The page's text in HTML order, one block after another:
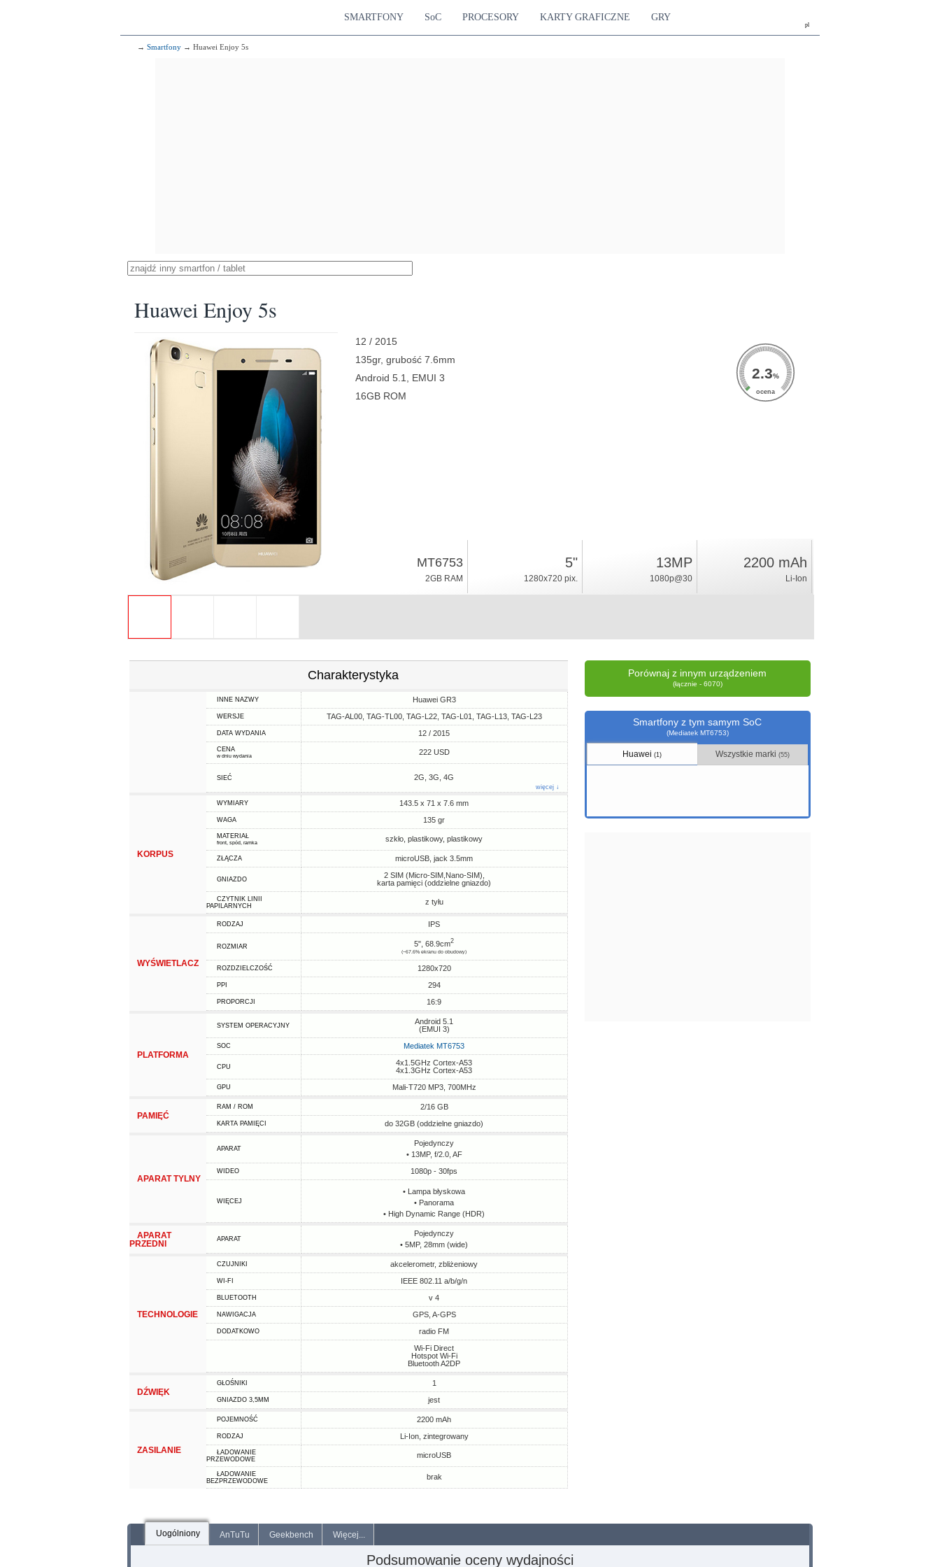
pl
SMARTFONY SoC PROCESORY KARTY GRAFICZNE GRY
→ Smartfony → Huawei Enjoy 5s
Huawei Enjoy 5s
12 / 2015
135gr, grubość 7.6mm
Android 5.1, EMUI 3
16GB ROM
2.3%
ocena
MT6753
2GB RAM
5"
1280x720 pix.
13MP
1080p@30
2200 mAh
Li-Ion
Charakterystyka
INNE NAZWY Huawei GR3
WERSJE TAG-AL00, TAG-TL00, TAG-L22, TAG-L01, TAG-L13, TAG-L23
DATA WYDANIA 12 / 2015
CENA
w dniu wydania 222 USD
SIEĆ 2G, 3G, 4G
więcej ↓
KORPUS
WYMIARY 143.5 x 71 x 7.6 mm
WAGA 135 gr
MATERIAŁ
front, spód, ramka szkło, plastikowy, plastikowy
ZŁĄCZA microUSB, jack 3.5mm
GNIAZDO
2 SIM (Micro-SIM,Nano-SIM),
karta pamięci (oddzielne gniazdo)
CZYTNIK LINII
PAPILARNYCH
z tyłu
WYŚWIETLACZ
RODZAJ IPS
ROZMIAR 5", 68.9cm2
(~67.6% ekranu do obudowy)
ROZDZIELCZOŚĆ 1280x720
PPI 294
PROPORCJI 16:9
PLATFORMA
SYSTEM OPERACYJNY
Android 5.1
(EMUI 3)
SOC Mediatek MT6753
CPU
4x1.5GHz Cortex-A53
4x1.3GHz Cortex-A53
GPU Mali-T720 MP3, 700MHz
PAMIĘĆ
RAM / ROM 2/16 GB
KARTA PAMIĘCI do 32GB (oddzielne gniazdo)
APARAT TYLNY
APARAT
Pojedynczy
• 13MP, f/2.0, AF
WIDEO 1080p - 30fps
WIĘCEJ
• Lampa błyskowa
• Panorama
• High Dynamic Range (HDR)
APARAT
PRZEDNI
APARAT
Pojedynczy
• 5MP, 28mm (wide)
TECHNOLOGIE
CZUJNIKI akcelerometr, zbliżeniowy
WI-FI IEEE 802.11 a/b/g/n
BLUETOOTH v 4
NAWIGACJA GPS, A-GPS
DODATKOWO
radio FM
Wi-Fi Direct
Hotspot Wi-Fi
Bluetooth A2DP
DŹWIĘK
GŁOŚNIKI 1
GNIAZDO 3,5MM jest
ZASILANIE
POJEMNOŚĆ 2200 mAh
RODZAJ Li-Ion, zintegrowany
ŁADOWANIE
PRZEWODOWE
microUSB
ŁADOWANIE
BEZPRZEWODOWE
brak
Porównaj z innym urządzeniem
(łącznie - 6070)
Smartfony z tym samym SoC
(Mediatek MT6753)
Huawei(1) Wszystkie marki(55)
Uogólniony AnTuTu Geekbench Więcej...
Podsumowanie oceny wydajności